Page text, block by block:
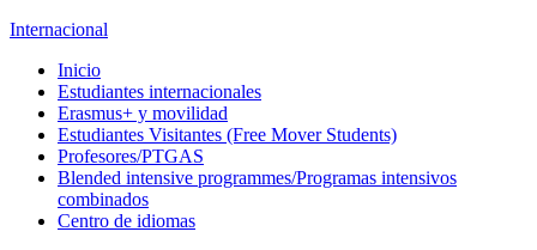
Internacional
Inicio
Estudiantes internacionales
Erasmus+ y movilidad
Estudiantes Visitantes (Free Mover Students)
Profesores/PTGAS
Blended intensive programmes/Programas intensivos
combinados
Centro de idiomas